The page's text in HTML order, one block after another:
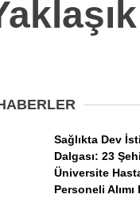
Sağlıkta Dev
Dalgası: 23
Üniversite
Personeli Alımı